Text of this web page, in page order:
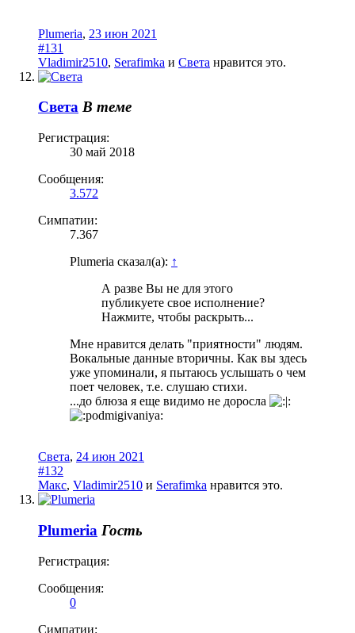
Plumeria, 23 июн 2021
#131
Vladimir2510, Serafimka и Света нравится это.
Света В теме
Регистрация:
30 май 2018
Сообщения:
3.572
Симпатии:
7.367
Plumeria сказал(а): ↑
А разве Вы не для этого
публикуете свое исполнение?
Нажмите, чтобы раскрыть...
Мне нравится делать "приятности" людям.
Вокальные данные вторичны. Как вы здесь
уже упоминали, я пытаюсь услышать о чем
поет человек, т.е. слушаю стихи.
...до блюза я еще видимо не доросла
Света, 24 июн 2021
#132
Макс, Vladimir2510 и Serafimka нравится это.
Plumeria Гость
Регистрация:
Сообщения:
0
Симпатии: